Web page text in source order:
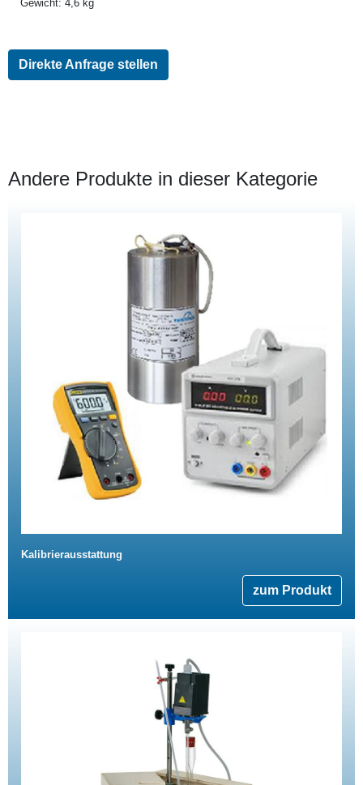
Gewicht: 4,6 kg
Direkte Anfrage stellen
Andere Produkte in dieser Kategorie
Kalibrierausstattung
zum Produkt